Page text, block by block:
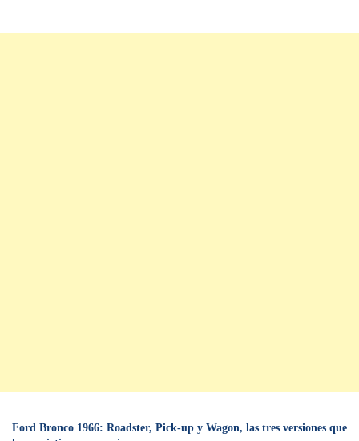
Ford Bronco 1966: Roadster, Pick-up y Wagon, las tres versiones que